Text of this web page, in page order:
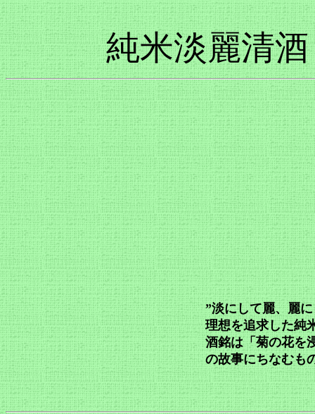
純米淡麗清
”淡にして麗、麗
理想を追求
酒銘は「菊の花を
の故事に